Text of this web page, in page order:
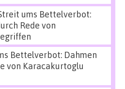
ums Bettelverbot:
Rede von
Bettelverbot: Dahmen
von Karacakurtoglu